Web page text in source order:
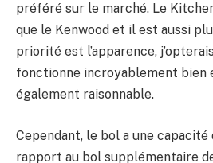
préféré sur le marché. Le
que le Kenwood et il est aussi
priorité est l’apparence,
fonctionne incroyablement bien
également raisonnable.
Cependant, le bol a une capacité
rapport au bol supplémentaire